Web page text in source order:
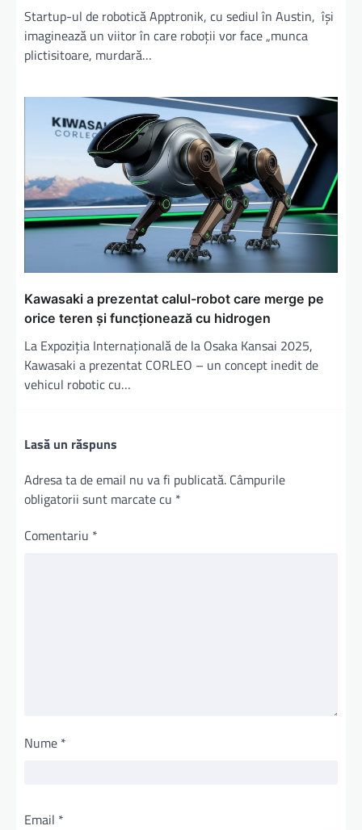
Startup-ul de robotică Apptronik, cu sediul în Austin, îşi
imaginează un viitor în care roboţii vor face „munca
plictisitoare, murdară…
Kawasaki a prezentat calul-robot care merge pe
orice teren și funcționează cu hidrogen
La Expoziția Internațională de la Osaka Kansai 2025,
Kawasaki a prezentat CORLEO – un concept inedit de
vehicul robotic cu…
Lasă un răspuns
Adresa ta de email nu va fi publicată. Câmpurile
obligatorii sunt marcate cu *
Comentariu *
Nume *
Email *